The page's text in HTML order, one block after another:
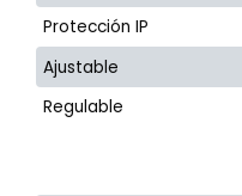
Protección IP
Ajustable
Regulable